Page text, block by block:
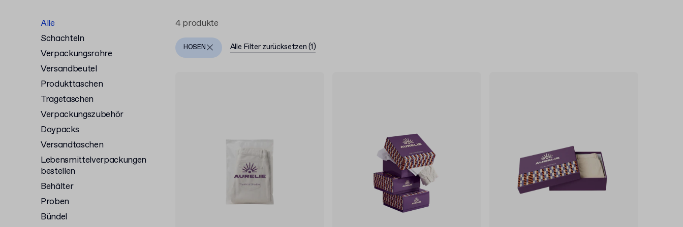
Alle
Schachteln
Verpackungsrohre
Versandbeutel
Produkttaschen
Tragetaschen
Verpackungszubehör
Doypacks
Versandtaschen
Lebensmittelverpackungen
bestellen
Behälter
Proben
Bündel
4 produkte
HOSEN Alle Filter zurücksetzen (1)